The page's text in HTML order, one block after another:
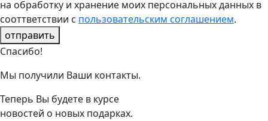
на обработку и хранение моих персональных данных в
сооттветствии с пользовательским соглашением.
отправить
Спасибо!
Мы получили Ваши контакты.
Теперь Вы будете в курсе
новостей о новых подарках.